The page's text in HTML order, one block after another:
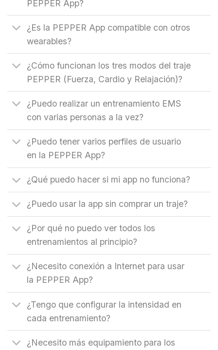
PEPPER App?
¿Es la PEPPER App compatible con otros
wearables?
¿Cómo funcionan los tres modos del traje
PEPPER (Fuerza, Cardio y Relajación)?
¿Puedo realizar un entrenamiento EMS
con varias personas a la vez?
¿Puedo tener varios perfiles de usuario
en la PEPPER App?
¿Qué puedo hacer si mi app no funciona?
¿Puedo usar la app sin comprar un traje?
¿Por qué no puedo ver todos los
entrenamientos al principio?
¿Necesito conexión a Internet para usar
la PEPPER App?
¿Tengo que configurar la intensidad en
cada entrenamiento?
¿Necesito más equipamiento para los